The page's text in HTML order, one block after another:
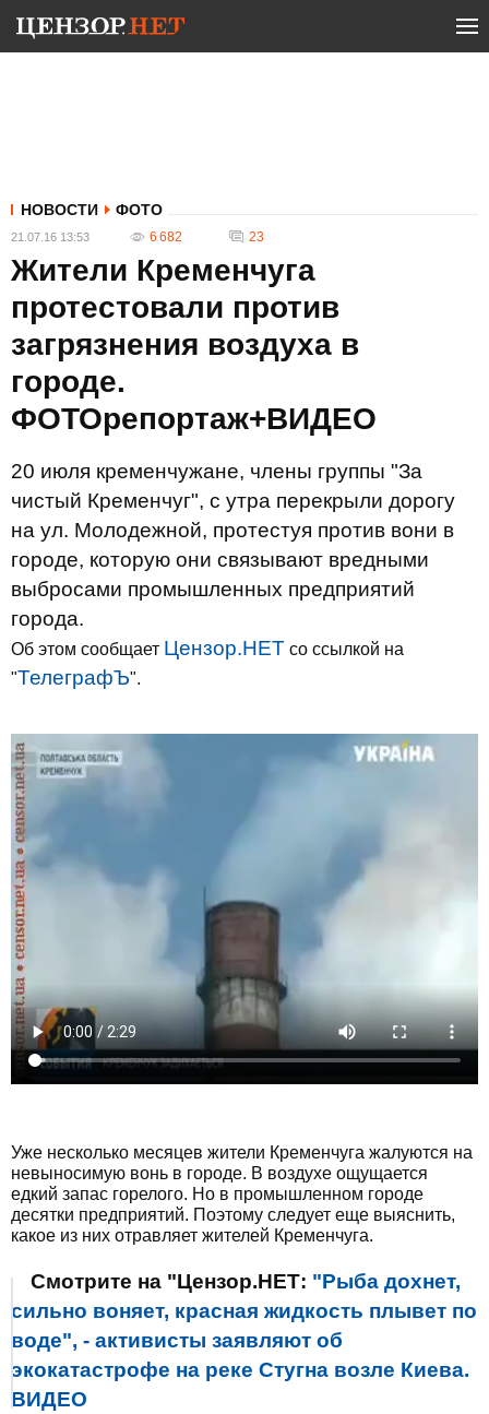
НОВОСТИ ФОТО
21.07.16 13:53 6 682 23
Жители Кременчуга
протестовали против
загрязнения воздуха в
городе.
ФОТОрепортаж+ВИДЕО
20 июля кременчужане, члены группы "За
чистый Кременчуг", с утра перекрыли дорогу
на ул. Молодежной, протестуя против вони в
городе, которую они связывают вредными
выбросами промышленных предприятий
города.
Об этом сообщает Цензор.НЕТ со ссылкой на
"ТелеграфЪ".
Уже несколько месяцев жители Кременчуга жалуются на
невыносимую вонь в городе. В воздухе ощущается
едкий запас горелого. Но в промышленном городе
десятки предприятий. Поэтому следует еще выяснить,
какое из них отравляет жителей Кременчуга.
Смотрите на "Цензор.НЕТ: "Рыба дохнет,
сильно воняет, красная жидкость плывет по
воде", - активисты заявляют об
экокатастрофе на реке Стугна возле Киева.
ВИДЕО